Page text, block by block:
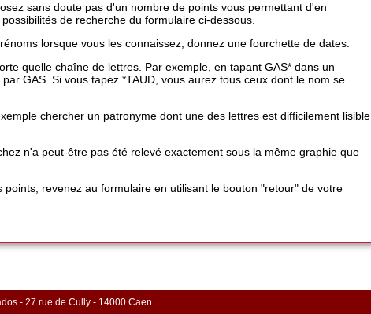
sans doute pas d'un nombre de points vous permettant d'en
de recherche du formulaire ci-dessous.
lorsque vous les connaissez, donnez une fourchette de dates.
quelle chaîne de lettres. Par exemple, en tapant GAS* dans un
GAS. Si vous tapez *TAUD, vous aurez tous ceux dont le nom se
chercher un patronyme dont une des lettres est difficilement lisible
n'a peut-être pas été relevé exactement sous la même graphie que
revenez au formulaire en utilisant le bouton "retour" de votre
- 27 rue de Cully - 14000 Caen